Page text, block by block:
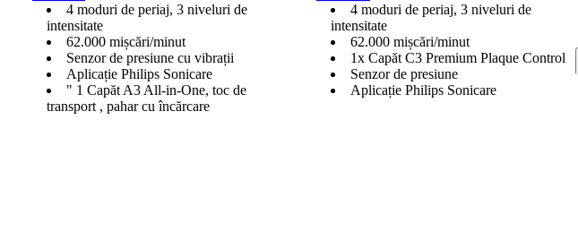
4 moduri de periaj, 3 niveluri de
intensitate
62.000 mișcări/minut
Senzor de presiune cu vibrații
Aplicație Philips Sonicare
" 1 Capăt A3 All-in-One, toc de
transport , pahar cu încărcare
4 moduri de periaj, 3 niveluri de
intensitate
62.000 mișcări/minut
1x Capăt C3 Premium Plaque Control
Senzor de presiune
Aplicație Philips Sonicare